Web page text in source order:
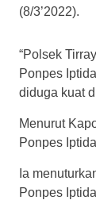
(8/3’2022).
“Polsek
Ponpes
diduga kuat
Menurut
Ponpes
Ia
Ponpes